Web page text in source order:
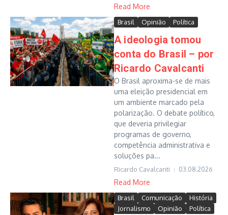
Read More
Brasil Opinião Política
A ideologia tomou
conta do Brasil – por
Ricardo Cavalcanti
O Brasil aproxima-se de mais
uma eleição presidencial em
um ambiente marcado pela
polarização. O debate político,
que deveria privilegiar
programas de governo,
competência administrativa e
soluções pa...
Ricardo Cavalcanti 03.08.2026
Read More
Brasil Comunicação
História
Jornalismo
Opinião Política